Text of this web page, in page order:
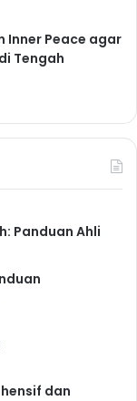
Inner Peace agar
Tengah
Panduan Ahli
dan